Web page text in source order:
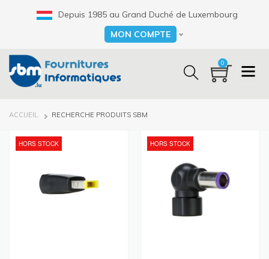
Depuis 1985 au Grand Duché de Luxembourg
Select your language
MON COMPTE
0
FIL
ACCUEIL RECHERCHE PRODUITS SBM
HORS STOCK HORS STOCK